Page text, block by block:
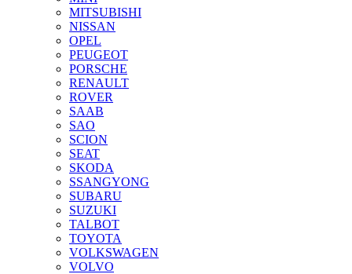
MITSUBISHI
NISSAN
OPEL
PEUGEOT
PORSCHE
RENAULT
ROVER
SAAB
SAO
SCION
SEAT
SKODA
SSANGYONG
SUBARU
SUZUKI
TALBOT
TOYOTA
VOLKSWAGEN
VOLVO